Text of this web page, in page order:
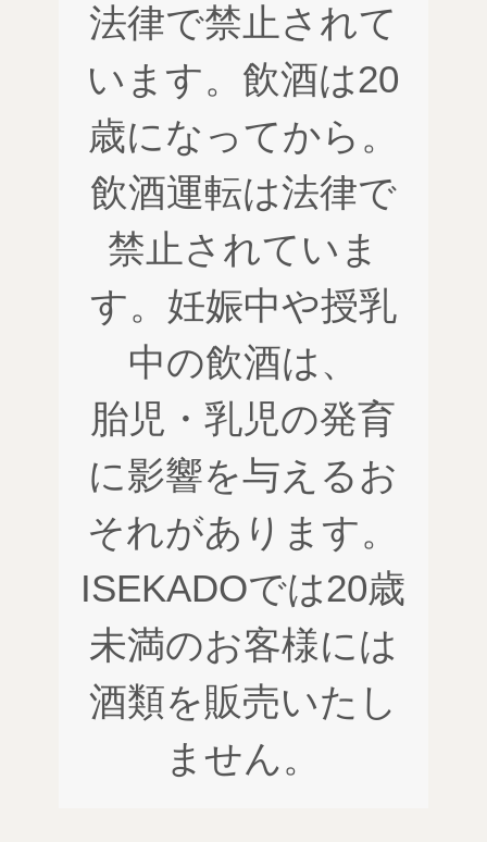
法律で禁止されて
います。飲酒は20
歳になってから。
飲酒運転は法律で
禁止されていま
す。妊娠中や授乳
中の飲酒は、
胎児・乳児の発育
に影響を与えるお
それがあります。
ISEKADOでは20歳
未満のお客様には
酒類を販売いたし
ません。